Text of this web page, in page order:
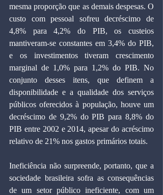
mesma proporção que as demais despesas. O
custo com pessoal sofreu decréscimo de
4,8% para 4,2% do PIB, os custeios
mantiveram-se constantes em 3,4% do PIB,
e os investimentos tiveram crescimento
marginal de 1,0% para 1,2% do PIB. No
conjunto desses itens, que definem a
disponibilidade e a qualidade dos serviços
públicos oferecidos à população, houve um
decréscimo de 9,2% do PIB para 8,8% do
PIB entre 2002 e 2014, apesar do acréscimo
relativo de 21% nos gastos primários totais.
Ineficiência não surpreende, portanto, que a
sociedade brasileira sofra as consequências
de um setor público ineficiente, com um